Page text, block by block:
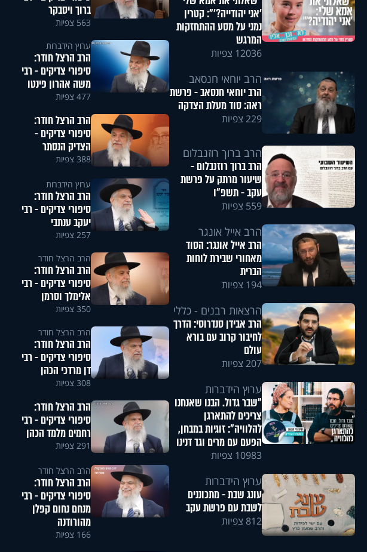
'אני יהודייה?'": קטרין
נמני על מסע ההתחזקות
המרגש
12036 צפיות
הרב יוחאי חנסאב
הרב יוחאי חנסאב - פרשת
ראה: סוד מעלת הצדקה
229 צפיות
הרב ברוך רוזנבלום
הרב ברוך רוזנבלום -
שיעור מרתק על פרשת
עקב - תשפ"ו
559 צפיות
הרב אייל אונגר
הרב אייל אונגר: הסוד
מאחורי שבירת לוחות
הברית
194 צפיות
הרצאות רבנים - כללי
הרב אבידן סנדרוסי: הדרך
לחיבור קרוב עם בורא
עולם
207 צפיות
ערוץ הידברות
"שבר גדול. הבנו שאנחנו
צריכים להתארגן
להלוויה": זוגיות במבחן,
הפעם עם מרים וגד דנינו
10983 צפיות
ערוץ הידברות
עונג שבת - מתכוננים
לשבת עם פרשת עקב
812 צפיות
ברוך ויסבקר
563 צפיות
ערוץ הידברות
הרב הרצל חודר:
סיפורי צדיקים - רבי
משה אהרון פינטו
477 צפיות
הרב הרצל חודר:
סיפורי צדיקים -
הצדיק הנסתר
388 צפיות
ערוץ הידברות
הרב הרצל חודר:
סיפורי צדיקים - רבי
יעקב ענתבי
257 צפיות
הרב הרצל חודר
הרב הרצל חודר:
סיפורי צדיקים - רבי
אלימלך וסרמן
350 צפיות
הרב הרצל חודר
הרב הרצל חודר:
סיפורי צדיקים - רבי
דן מרדכי הכהן
308 צפיות
הרב הרצל חודר:
סיפורי צדיקים - רבי
רחמים מלמד הכהן
291 צפיות
הרב הרצל חודר
הרב הרצל חודר:
סיפורי צדיקים - רבי
מנחם נחום קפלן
מהורודנה
166 צפיות